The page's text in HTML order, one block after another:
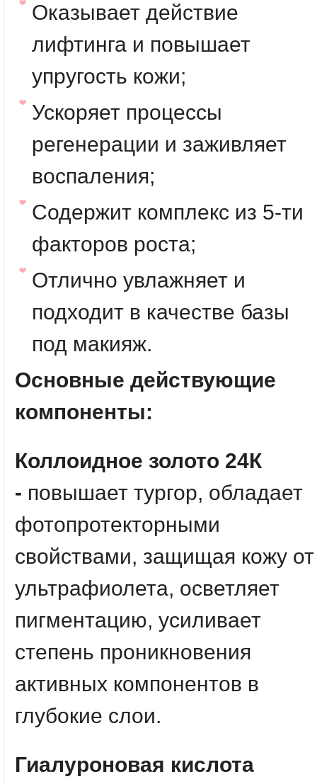
Оказывает действие
лифтинга и повышает
упругость кожи;
Ускоряет процессы
регенерации и заживляет
воспаления;
Содержит комплекс из 5-ти
факторов роста;
Отлично увлажняет и
подходит в качестве базы
под макияж.
Основные действующие
компоненты:
Коллоидное золото 24К
- повышает тургор, обладает
фотопротекторными
свойствами, защищая кожу от
ультрафиолета, осветляет
пигментацию, усиливает
степень проникновения
активных компонентов в
глубокие слои.
Гиалуроновая кислота